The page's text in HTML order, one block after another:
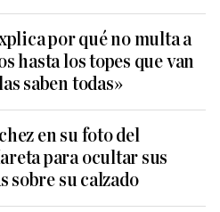
por qué no multa a
hasta los topes que van
saben todas»
en su foto del
para ocultar sus
sobre su calzado